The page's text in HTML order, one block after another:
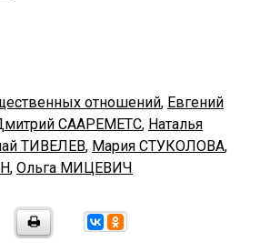
отношений, Евгений
СААРЕМЕТС, Наталья
ТИВЕЛЕВ, Мария СТУКОЛОВА,
, Ольга МИЦЕВИЧ